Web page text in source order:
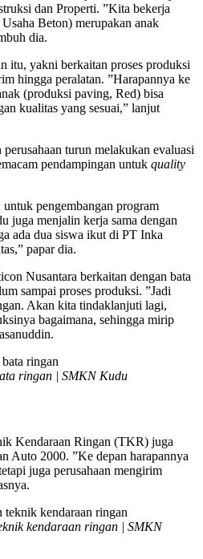
dan Properti. ”Kita bekerja
Beton) merupakan anak
dia.
itu, yakni berkaitan proses produksi
hingga peralatan. ”Harapannya ke
(produksi paving, Red) bisa
kualitas yang sesuai,” lanjut
turun melakukan evaluasi
pendampingan untuk quality
untuk pengembangan program
juga menjalin kerja sama dengan
ada dua siswa ikut di PT Inka
papar dia.
Nusantara berkaitan dengan bata
sampai proses produksi. ”Jadi
Akan kita tindaklanjuti lagi,
bagaimana, sehingga mirip
ringan | SMKN Kudu
Kendaraan Ringan (TKR) juga
Auto 2000. ”Ke depan harapannya
juga perusahaan mengirim
kendaraan ringan | SMKN